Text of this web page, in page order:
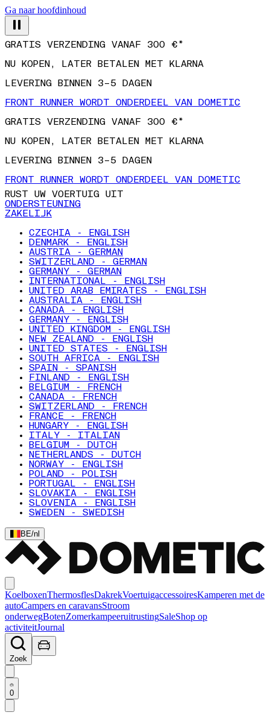
Ga naar hoofdinhoud
GRATIS VERZENDING VANAF 300 €*
NU KOPEN, LATER BETALEN MET KLARNA
LEVERING BINNEN 3–5 DAGEN
FRONT RUNNER WORDT ONDERDEEL VAN DOMETIC
GRATIS VERZENDING VANAF 300 €*
NU KOPEN, LATER BETALEN MET KLARNA
LEVERING BINNEN 3–5 DAGEN
FRONT RUNNER WORDT ONDERDEEL VAN DOMETIC
RUST UW VOERTUIG UIT
ONDERSTEUNING
ZAKELIJK
CZECHIA - ENGLISH
DENMARK - ENGLISH
AUSTRIA - GERMAN
SWITZERLAND - GERMAN
GERMANY - GERMAN
INTERNATIONAL - ENGLISH
UNITED ARAB EMIRATES - ENGLISH
AUSTRALIA - ENGLISH
CANADA - ENGLISH
GERMANY - ENGLISH
UNITED KINGDOM - ENGLISH
NEW ZEALAND - ENGLISH
UNITED STATES - ENGLISH
SOUTH AFRICA - ENGLISH
SPAIN - SPANISH
FINLAND - ENGLISH
BELGIUM - FRENCH
CANADA - FRENCH
SWITZERLAND - FRENCH
FRANCE - FRENCH
HUNGARY - ENGLISH
ITALY - ITALIAN
BELGIUM - DUTCH
NETHERLANDS - DUTCH
NORWAY - ENGLISH
POLAND - POLISH
PORTUGAL - ENGLISH
SLOVAKIA - ENGLISH
SLOVENIA - ENGLISH
SWEDEN - SWEDISH
BE/nl
KoelboxenThermosflesDakrekVoertuigaccessoiresKamperen met de
autoCampers en caravansStroom
onderwegBotenZomerkampeeruitrustingSaleShop op
activiteitJournal
Zoek
0